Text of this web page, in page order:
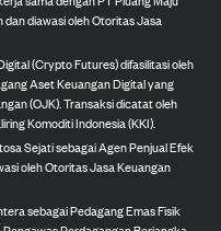
diawasi oleh Otoritas Jasa
(Crypto Futures) difasilitasi oleh
Aset Keuangan Digital yang
(OJK). Transaksi dicatat oleh
Komoditi Indonesia (KKI).
Sejati sebagai Agen Penjual Efek
oleh Otoritas Jasa Keuangan
sebagai Pedagang Emas Fisik